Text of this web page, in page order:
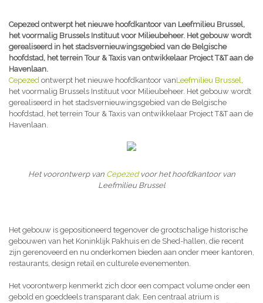
Cepezed ontwerpt het nieuwe hoofdkantoor van Leefmilieu Brussel,
het voormalig Brussels Instituut voor Milieubeheer. Het gebouw wordt
gerealiseerd in het stadsvernieuwingsgebied van de Belgische
hoofdstad, het terrein Tour & Taxis van ontwikkelaar Project T&T aan de
Havenlaan.
Cepezed ontwerpt het nieuwe hoofdkantoor vanLeefmilieu Brussel,
het voormalig Brussels Instituut voor Milieubeheer. Het gebouw wordt
gerealiseerd in het stadsvernieuwingsgebied van de Belgische
hoofdstad, het terrein Tour & Taxis van ontwikkelaar Project T&T aan de
Havenlaan.
Het voorontwerp van Cepezedvoor het hoofdkantoor van
Leefmilieu Brussel
Het gebouw is gepositioneerd tegenover de grootschalige historische
gebouwen van het Koninklijk Pakhuis en de Shed-hallen, die recent
zijn gerenoveerd en nu onderkomen bieden aan onder meer kantoren,
restaurants, design retail en culturele evenementen.
Het voorontwerp kenmerkt zich door een compact volume onder een
gebold en goeddeels transparant dak. Een centraal atrium is